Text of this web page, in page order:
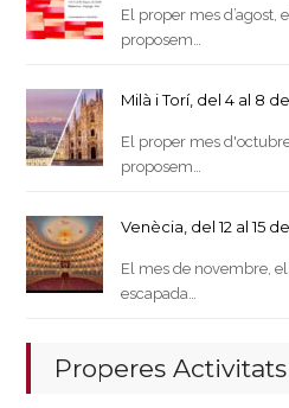
El proper mes d’agost,
proposem…
Milà i Torí, del 4 al 8
El proper mes
proposem…
Venècia, del 12 al 15
El mes de novembre,
escapada…
Properes Activitats